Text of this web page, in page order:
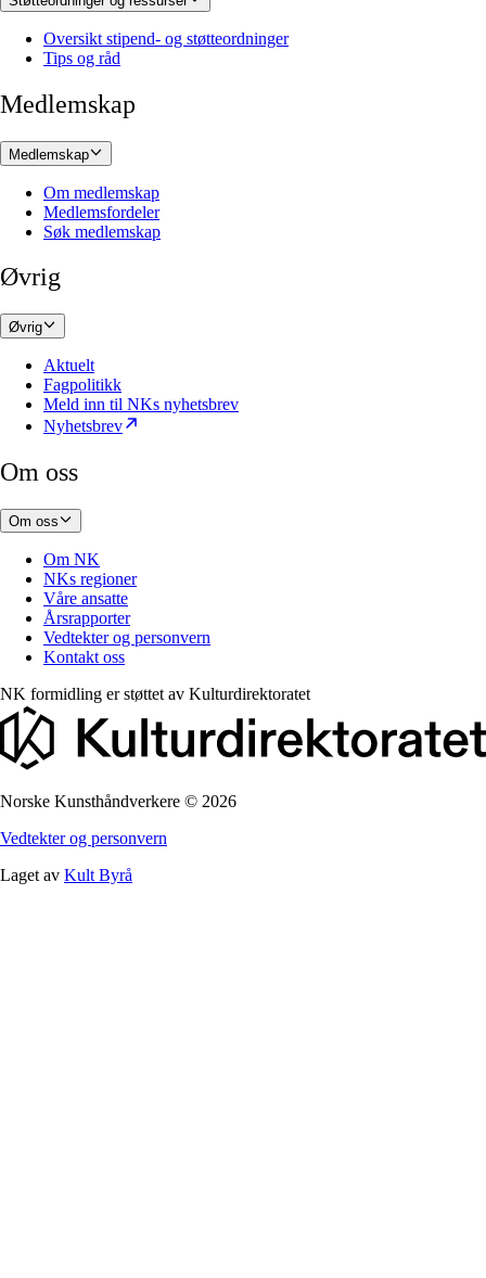
Oversikt stipend- og støtteordninger
Tips og råd
Medlemskap
Medlemskap
Om medlemskap
Medlemsfordeler
Søk medlemskap
Øvrig
Øvrig
Aktuelt
Fagpolitikk
Meld inn til NKs nyhetsbrev
Nyhetsbrev
Om oss
Om oss
Om NK
NKs regioner
Våre ansatte
Årsrapporter
Vedtekter og personvern
Kontakt oss
NK formidling er støttet av Kulturdirektoratet
Norske Kunsthåndverkere © 2026
Vedtekter og personvern
Laget av Kult Byrå